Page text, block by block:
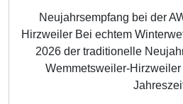
Neujahrsempfang bei der
Hirzweiler Bei echtem
2026 der traditionelle
Wemmetsweiler-